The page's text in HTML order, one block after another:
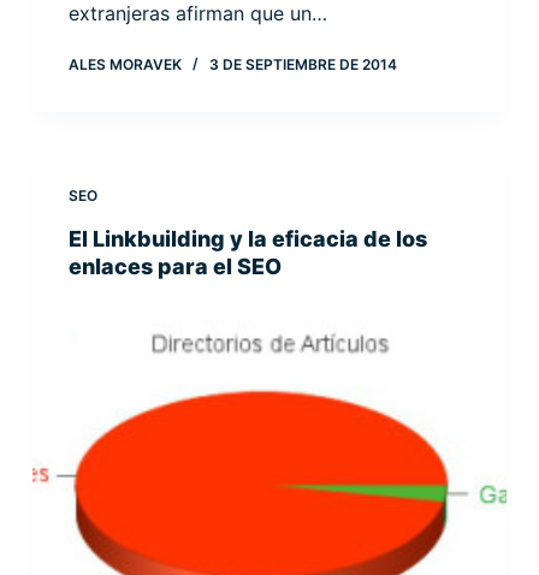
extranjeras afirman que un…
ALES MORAVEK 3 DE SEPTIEMBRE DE 2014
SEO
El Linkbuilding y la eficacia de los
enlaces para el SEO